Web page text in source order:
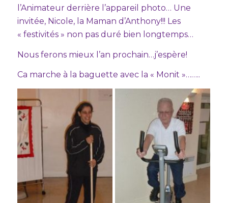
l’Animateur derrière l’appareil photo… Une
invitée, Nicole, la Maman d’Anthony!!! Les
« festivités » non pas duré bien longtemps…
Nous ferons mieux l’an prochain…j’espère!
Ca marche à la baguette avec la « Monit »……..